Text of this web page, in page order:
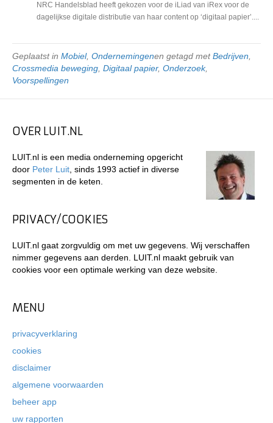
NRC Handelsblad heeft gekozen voor de iLiad van iRex voor de
dagelijkse digitale distributie van haar content op ‘digitaal papier’....
Geplaatst in Mobiel, Ondernemingenen getagd metBedrijven
Crossmedia beweging Digitaal papier, Onderzoek,
Voorspellingen
OVER LUIT.NL
LUIT.nl is een media onderneming opgericht
door Peter Luit , sinds 1993 actief in diverse
segmenten in de keten.
PRIVACY/COOKIES
LUIT.nl gaat zorgvuldig om met uw gegevens. Wij verschaffen
nimmer gegevens aan derden. LUIT.nl maakt gebruik van
cookies voor een optimale werking van deze website.
MENU
privacyverklaring
cookies
disclaimer
algemene voorwaarden
beheer app
uw rapporten